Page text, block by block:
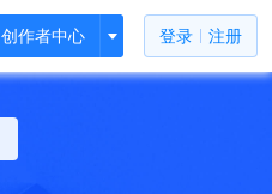
创作者中心 登录 注册